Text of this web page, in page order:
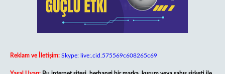
Reklam ve İletişim: Skype: live:.cid.575569c608265c69